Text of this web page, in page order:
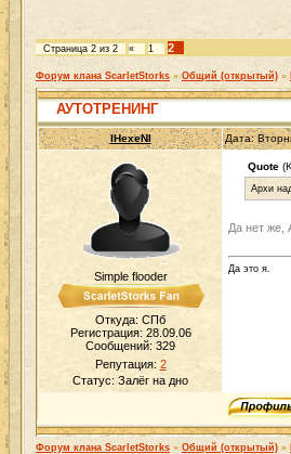
Страница 2 из 2 « 1 2
Форум клана ScarletStorks » Общий (открытый) »
АУТОТРЕНИНГ
IHexeNI Дата:
Simple flooder
Откуда: СПб
Регистрация: 28.09.06
Сообщений: 329
Репутация: 2
Статус: Залёг на дно
Quote
Архи
Да нет же,
Да это я.
Форум клана ScarletStorks » Общий (открытый) »